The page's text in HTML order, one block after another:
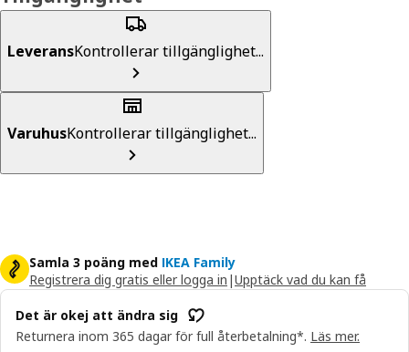
LeveransKontrollerar tillgänglighet...
VaruhusKontrollerar tillgänglighet...
Samla 3 poäng med IKEA Family
Registrera dig gratis eller logga in |Upptäck vad du kan få
Det är okej att ändra sig
Returnera inom 365 dagar för full återbetalning*. Läs mer.